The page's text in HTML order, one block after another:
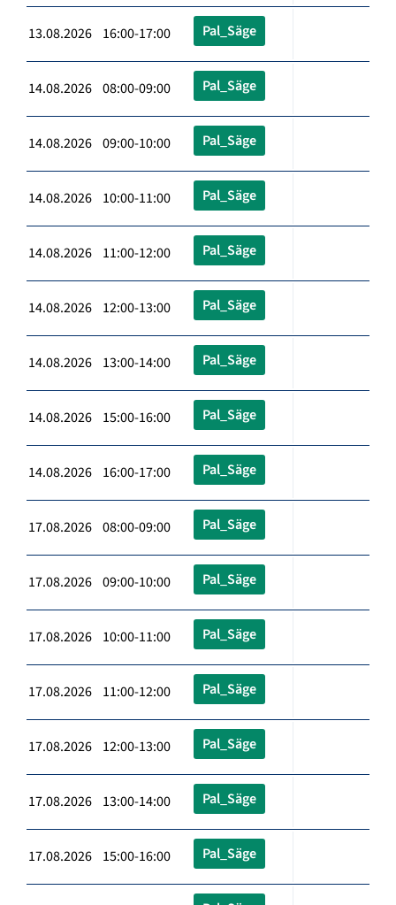
13.08.2026 16:00-17:00 Pal_Säge
14.08.2026 08:00-09:00 Pal_Säge
14.08.2026 09:00-10:00 Pal_Säge
14.08.2026 10:00-11:00 Pal_Säge
14.08.2026 11:00-12:00 Pal_Säge
14.08.2026 12:00-13:00 Pal_Säge
14.08.2026 13:00-14:00 Pal_Säge
14.08.2026 15:00-16:00 Pal_Säge
14.08.2026 16:00-17:00 Pal_Säge
17.08.2026 08:00-09:00 Pal_Säge
17.08.2026 09:00-10:00 Pal_Säge
17.08.2026 10:00-11:00 Pal_Säge
17.08.2026 11:00-12:00 Pal_Säge
17.08.2026 12:00-13:00 Pal_Säge
17.08.2026 13:00-14:00 Pal_Säge
17.08.2026 15:00-16:00 Pal_Säge